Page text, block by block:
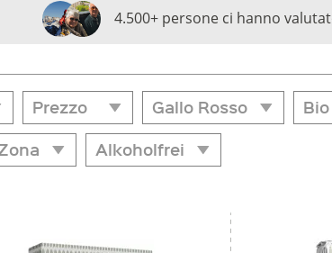
4.500+ persone ci hanno
Prezzo
Alto Adige
Alkoholfrei
Gallo Rosso
Gallo Rosso
Bio